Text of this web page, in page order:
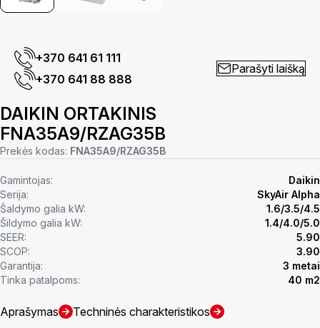
+370 641 61 111
+370 641 88 888
Parašyti laišką
DAIKIN ORTAKINIS
FNA35A9/RZAG35B
Prekės kodas: FNA35A9/RZAG35B
Gamintojas:
Daikin
Serija:
SkyAir Alpha
Šaldymo galia kW:
1.6/3.5/4.5
Šildymo galia kW:
1.4/4.0/5.0
SEER:
5.90
SCOP:
3.90
Garantija:
3 metai
Tinka patalpoms:
40 m2
Aprašymas Techninės charakteristikos